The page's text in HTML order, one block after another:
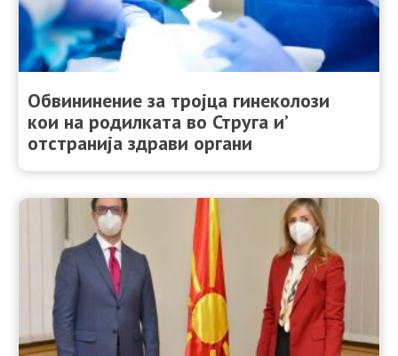
Обвининение за тројца гинеколози
кои на родилката во Струга и’
отстранија здрави органи